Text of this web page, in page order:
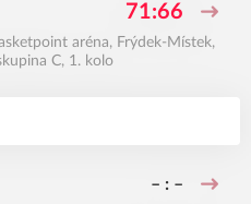
71:66
aréna, Frýdek-Místek,
C, 1. kolo
– : –